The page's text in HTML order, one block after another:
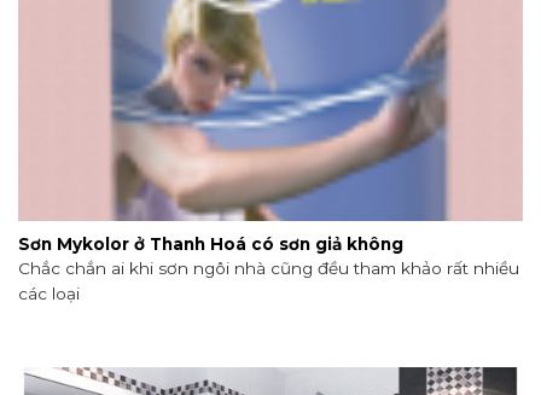
Sơn Mykolor ở Thanh Hoá có sơn giả không
Chắc chắn ai khi sơn ngôi nhà cũng đều tham khảo rất nhiều
các loại